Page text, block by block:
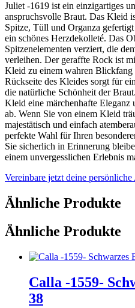
Juliet -1619 ist ein einzigartiges
anspruchsvolle Braut. Das Kleid
Spitze, Tüll und Organza
ein schönes Herzdekolleté. Das
Spitzenelementen verziert, die
verleihen. Der geraffte Rock ist
Kleid zu einem wahren
Rückseite des Kleides sorgt für
die natürliche Schönheit der
Kleid eine märchenhafte Eleganz
ab. Wenn Sie von einem Kleid
majestätisch und einfach
perfekte Wahl für Ihren
Sie sicherlich in Erinnerung
einem unvergesslichen Erlebnis
Vereinbare jetzt deine
Ähnliche Produkte
Ähnliche Produkte
Calla -1559-
38